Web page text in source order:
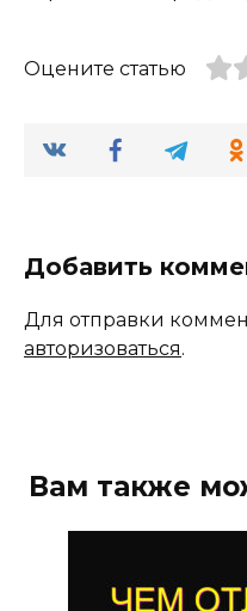
Оцените статью
Добавить
Для отправки
авторизоваться.
Вам также